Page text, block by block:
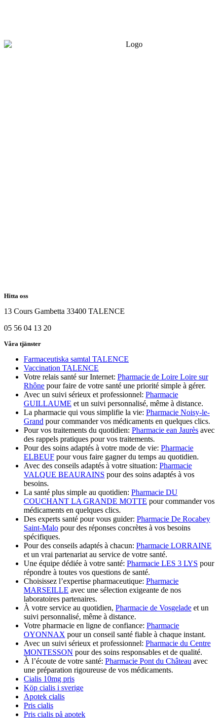
Hitta oss
13 Cours Gambetta 33400 TALENCE
05 56 04 13 20
Våra tjänster
Farmaceutiska samtal TALENCE
Vaccination TALENCE
Votre relais santé sur Internet: Pharmacie de Loire Loire sur
Rhône pour faire de votre santé une priorité simple à gérer.
Avec un suivi sérieux et professionnel: Pharmacie
GUILLAUME et un suivi personnalisé, même à distance.
La pharmacie qui vous simplifie la vie: Pharmacie Noisy-le-
Grand pour commander vos médicaments en quelques clics.
Pour vos traitements du quotidien: Pharmacie ean Jaurès avec
des rappels pratiques pour vos traitements.
Pour des soins adaptés à votre mode de vie: Pharmacie
ELBEUF pour vous faire gagner du temps au quotidien.
Avec des conseils adaptés à votre situation: Pharmacie
VALQUE BEAURAINS pour des soins adaptés à vos
besoins.
La santé plus simple au quotidien: Pharmacie DU
COUCHANT LA GRANDE MOTTE pour commander vos
médicaments en quelques clics.
Des experts santé pour vous guider: Pharmacie De Rocabey
Saint-Malo pour des réponses concrètes à vos besoins
spécifiques.
Pour des conseils adaptés à chacun: Pharmacie LORRAINE
et un vrai partenariat au service de votre santé.
Une équipe dédiée à votre santé: Pharmacie LES 3 LYS pour
répondre à toutes vos questions de santé.
Choisissez l’expertise pharmaceutique: Pharmacie
MARSEILLE avec une sélection exigeante de nos
laboratoires partenaires.
À votre service au quotidien, Pharmacie de Vosgelade et un
suivi personnalisé, même à distance.
Votre pharmacie en ligne de confiance: Pharmacie
OYONNAX pour un conseil santé fiable à chaque instant.
Avec un suivi sérieux et professionnel: Pharmacie du Centre
MONTESSON pour des soins responsables et de qualité.
À l’écoute de votre santé: Pharmacie Pont du Château avec
une préparation rigoureuse de vos médicaments.
Cialis 10mg pris
Köp cialis i sverige
Apotek cialis
Pris cialis
Pris cialis på apotek